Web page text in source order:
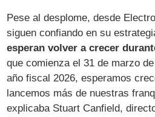
Pese al desplome, desde
siguen confiando en su
esperan volver a crecer
que comienza el 31 de marzo
año fiscal 2026, esperamos
lancemos más de nuestras
explicaba Stuart Canfield,